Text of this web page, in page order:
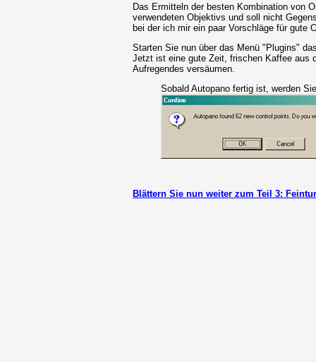
Das Ermitteln der besten Kombination von
verwendeten Objektivs und soll nicht
bei der ich mir ein paar Vorschläge für gute
Starten Sie nun über das Menü "Plugins"
Jetzt ist eine gute Zeit, frischen Kaffee aus
Aufregendes versäumen.
Sobald Autopano fertig ist, werden
Blättern Sie nun weiter zum Teil 3: